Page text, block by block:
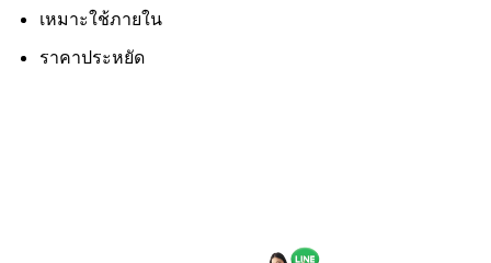
เหมาะใช้ภายใน
ราคาประหยัด